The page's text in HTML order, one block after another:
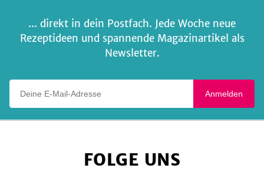
... direkt in dein Postfach. Jede Woche neue
Rezeptideen und spannende Magazinartikel als
Newsletter.
Anmelden
FOLGE UNS